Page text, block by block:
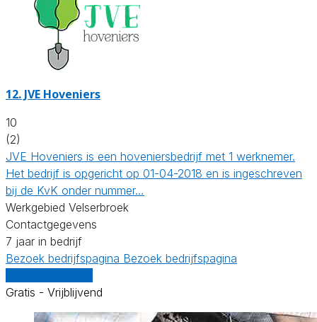
12. JVE Hoveniers
10
(2)
JVE Hoveniers is een hoveniersbedrijf met 1 werknemer.
Het bedrijf is opgericht op 01-04-2018 en is ingeschreven
bij de KvK onder nummer…
Werkgebied Velserbroek
Contactgegevens
7 jaar in bedrijf
Bezoek bedrijfspagina Bezoek bedrijfspagina
Gratis - Vrijblijvend